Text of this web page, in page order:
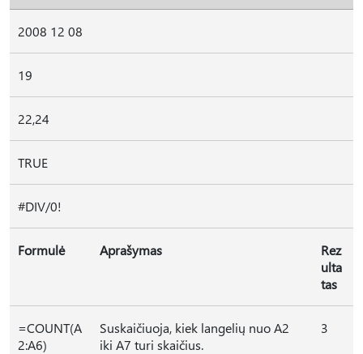
2008 12 08
19
22,24
TRUE
#DIV/0!
Formulė Aprašymas
Rez
ulta
tas
=COUNT(A
2:A6)
Suskaičiuoja, kiek langelių nuo A2
iki A7 turi skaičius.
3